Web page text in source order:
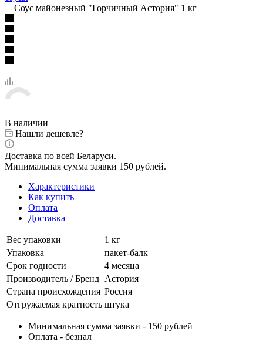
—Соус майонезный "Горчичный Астория" 1 кг
В наличии
Нашли дешевле?
Доставка по всей Беларуси.
Минимальная сумма заявки 150 рублей.
Характеристики
Как купить
Оплата
Доставка
Вес упаковки
1 кг
Упаковка
пакет-балк
Срок годности
4 месяца
Производитель / Бренд Астория
Страна происхождения Россия
Отгружаемая кратность штука
Минимальная сумма заявки - 150 рублей
Оплата - безнал